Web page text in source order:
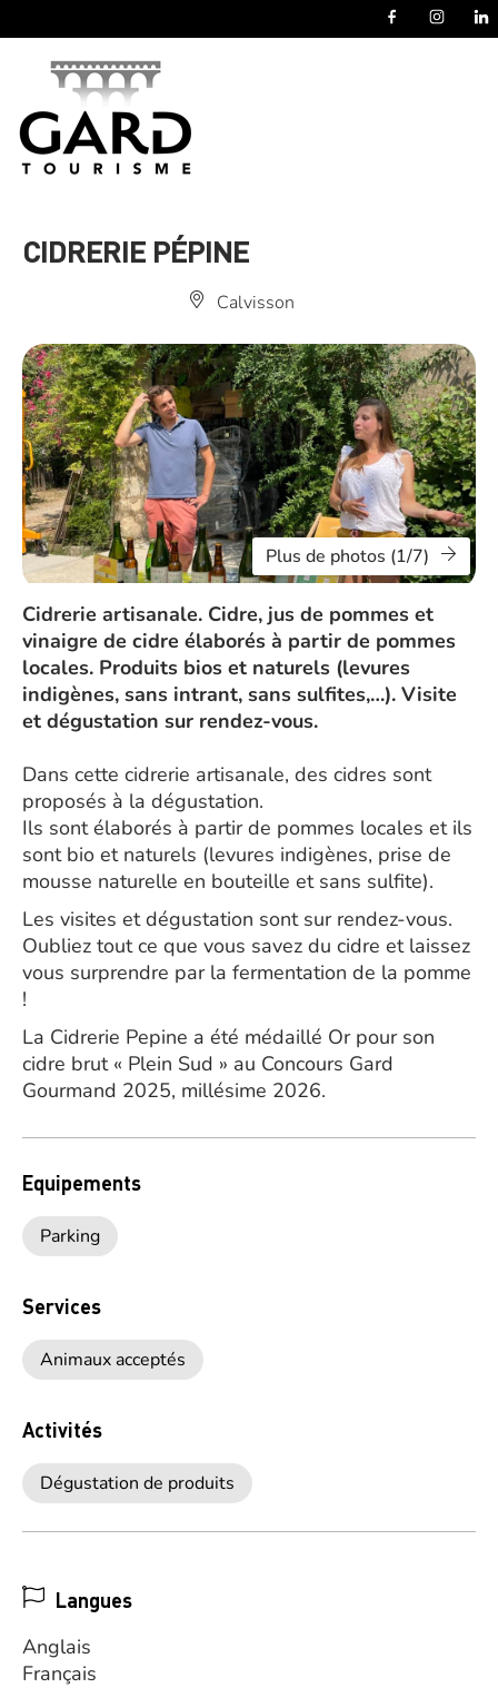
CIDRERIE PÉPINE
Calvisson
Plus de photos (1/7)
Cidrerie artisanale. Cidre, jus de pommes et
vinaigre de cidre élaborés à partir de pommes
locales. Produits bios et naturels (levures
indigènes, sans intrant, sans sulfites,…). Visite
et dégustation sur rendez-vous.
Dans cette cidrerie artisanale, des cidres sont
proposés à la dégustation.
Ils sont élaborés à partir de pommes locales et ils
sont bio et naturels (levures indigènes, prise de
mousse naturelle en bouteille et sans sulfite).
Les visites et dégustation sont sur rendez-vous.
Oubliez tout ce que vous savez du cidre et laissez
vous surprendre par la fermentation de la pomme
!
La Cidrerie Pepine a été médaillé Or pour son
cidre brut « Plein Sud » au Concours Gard
Gourmand 2025, millésime 2026.
Equipements
Parking
Services
Animaux acceptés
Activités
Dégustation de produits
Langues
Anglais
Français